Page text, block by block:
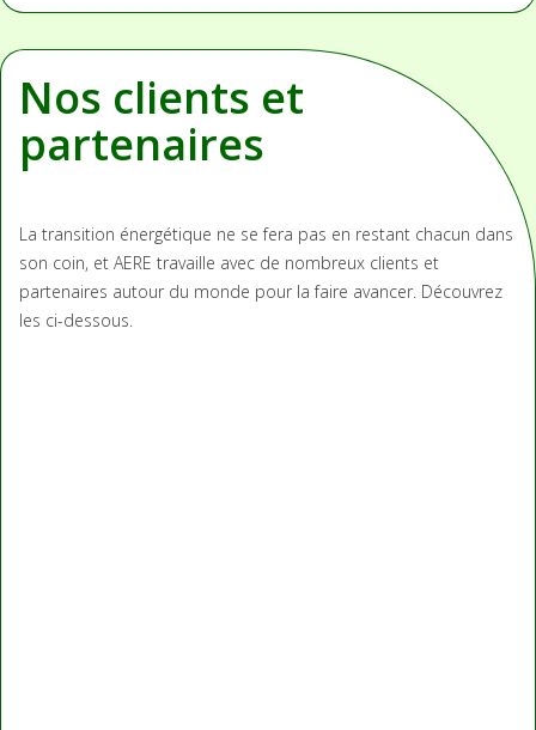
Nos clients et
partenaires
La transition énergétique ne se fera pas en restant chacun dans
son coin, et AERE travaille avec de nombreux clients et
partenaires autour du monde pour la faire avancer. Découvrez
les ci-dessous.